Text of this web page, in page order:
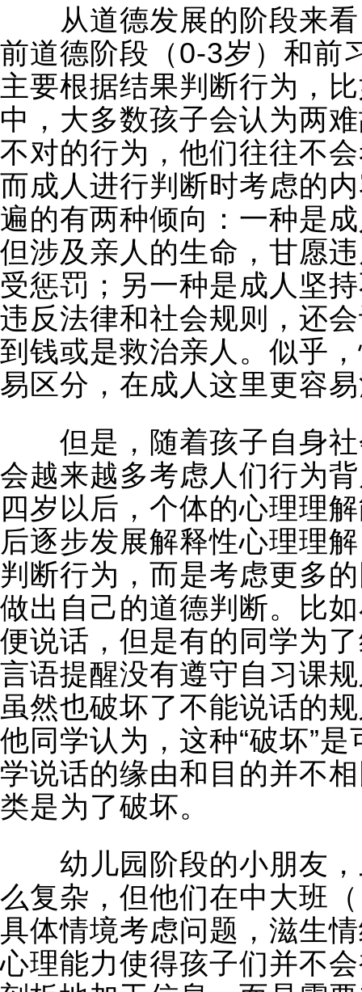
从道德发展的阶段来看
前道德阶段（0-3岁）和前
主要根据结果判断行为，
中，大多数孩子会认为两
不对的行为，他们往往不
而成人进行判断时考虑的
遍的有两种倾向：一种是
但涉及亲人的生命，甘愿
受惩罚；另一种是成人坚
违反法律和社会规则，还
到钱或是救治亲人。似乎
易区分，在成人这里更容
但是，随着孩子自身社
会越来越多考虑人们行为
四岁以后，个体的心理理
后逐步发展解释性心理理
判断行为，而是考虑更多
做出自己的道德判断。比
便说话，但是有的同学为
言语提醒没有遵守自习课
虽然也破坏了不能说话的
他同学认为，这种“破坏”
学说话的缘由和目的并不
类是为了破坏。
幼儿园阶段的小朋友，
么复杂，但他们在中大班
具体情境考虑问题，滋生
心理能力使得孩子们并不